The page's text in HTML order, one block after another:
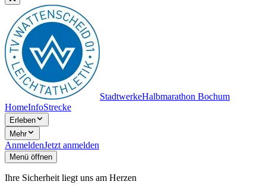
StadtwerkeHalbmarathon Bochum
HomeInfoStrecke
Erleben
Mehr
AnmeldenJetzt anmelden
Menü öffnen
Ihre Sicherheit liegt uns am Herzen